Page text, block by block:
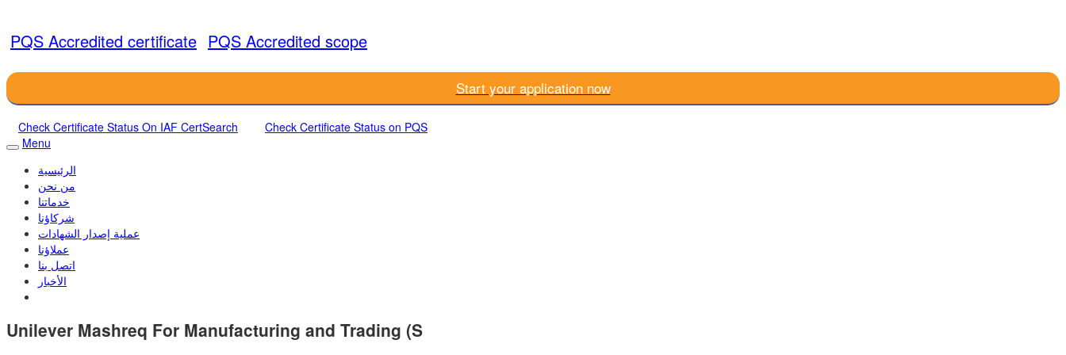
PQS Accredited certificate PQS Accredited scope
Start your application now
Check Certificate Status On IAF CertSearch
Check Certificate Status on PQS
Menu
الرئيسية
من نحن
خدماتنا
شركاؤنا
عملية إصدار الشهادات
عملاؤنا
اتصل بنا
الأخبار
Unilever Mashreq For Manufacturing and Trading (S